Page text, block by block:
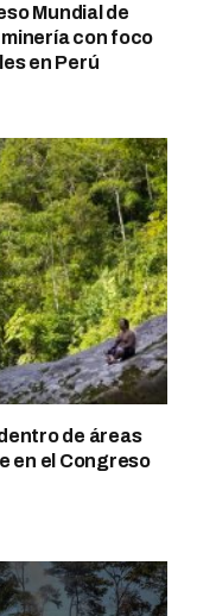
Mundial de
con foco
en Perú
de áreas
en el Congreso